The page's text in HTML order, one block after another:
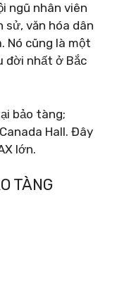
ngũ nhân viên
sử, văn hóa dân
Nó cũng là một
đời nhất ở Bắc
bảo tàng;
Hall. Đây
lớn.
TÀNG